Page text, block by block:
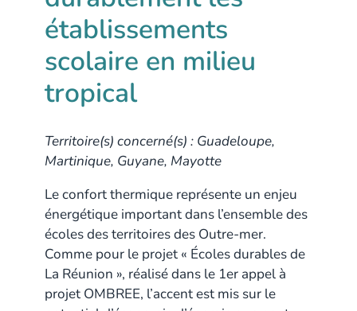
établissements
scolaire en milieu
tropical
Territoire(s) concerné(s) : Guadeloupe,
Martinique, Guyane, Mayotte
Le confort thermique représente un enjeu
énergétique important dans l’ensemble des
écoles des territoires des Outre-mer.
Comme pour le projet « Écoles durables de
La Réunion », réalisé dans le 1er appel à
projet OMBREE, l’accent est mis sur le